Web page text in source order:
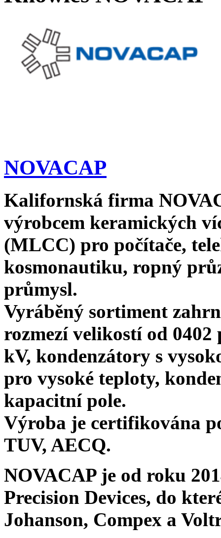
NOVACAP
Kalifornská firma
výrobcem keramických
(MLCC) pro počítače,
kosmonautiku, ropný
průmysl.
Vyráběný sortiment
rozmezí velikostí od 0402
kV, kondenzátory s
pro vysoké teploty,
kapacitní pole.
Výroba je certifikována
TUV, AECQ.
NOVACAP je od roku
Precision Devices, do
Johanson, Compex a